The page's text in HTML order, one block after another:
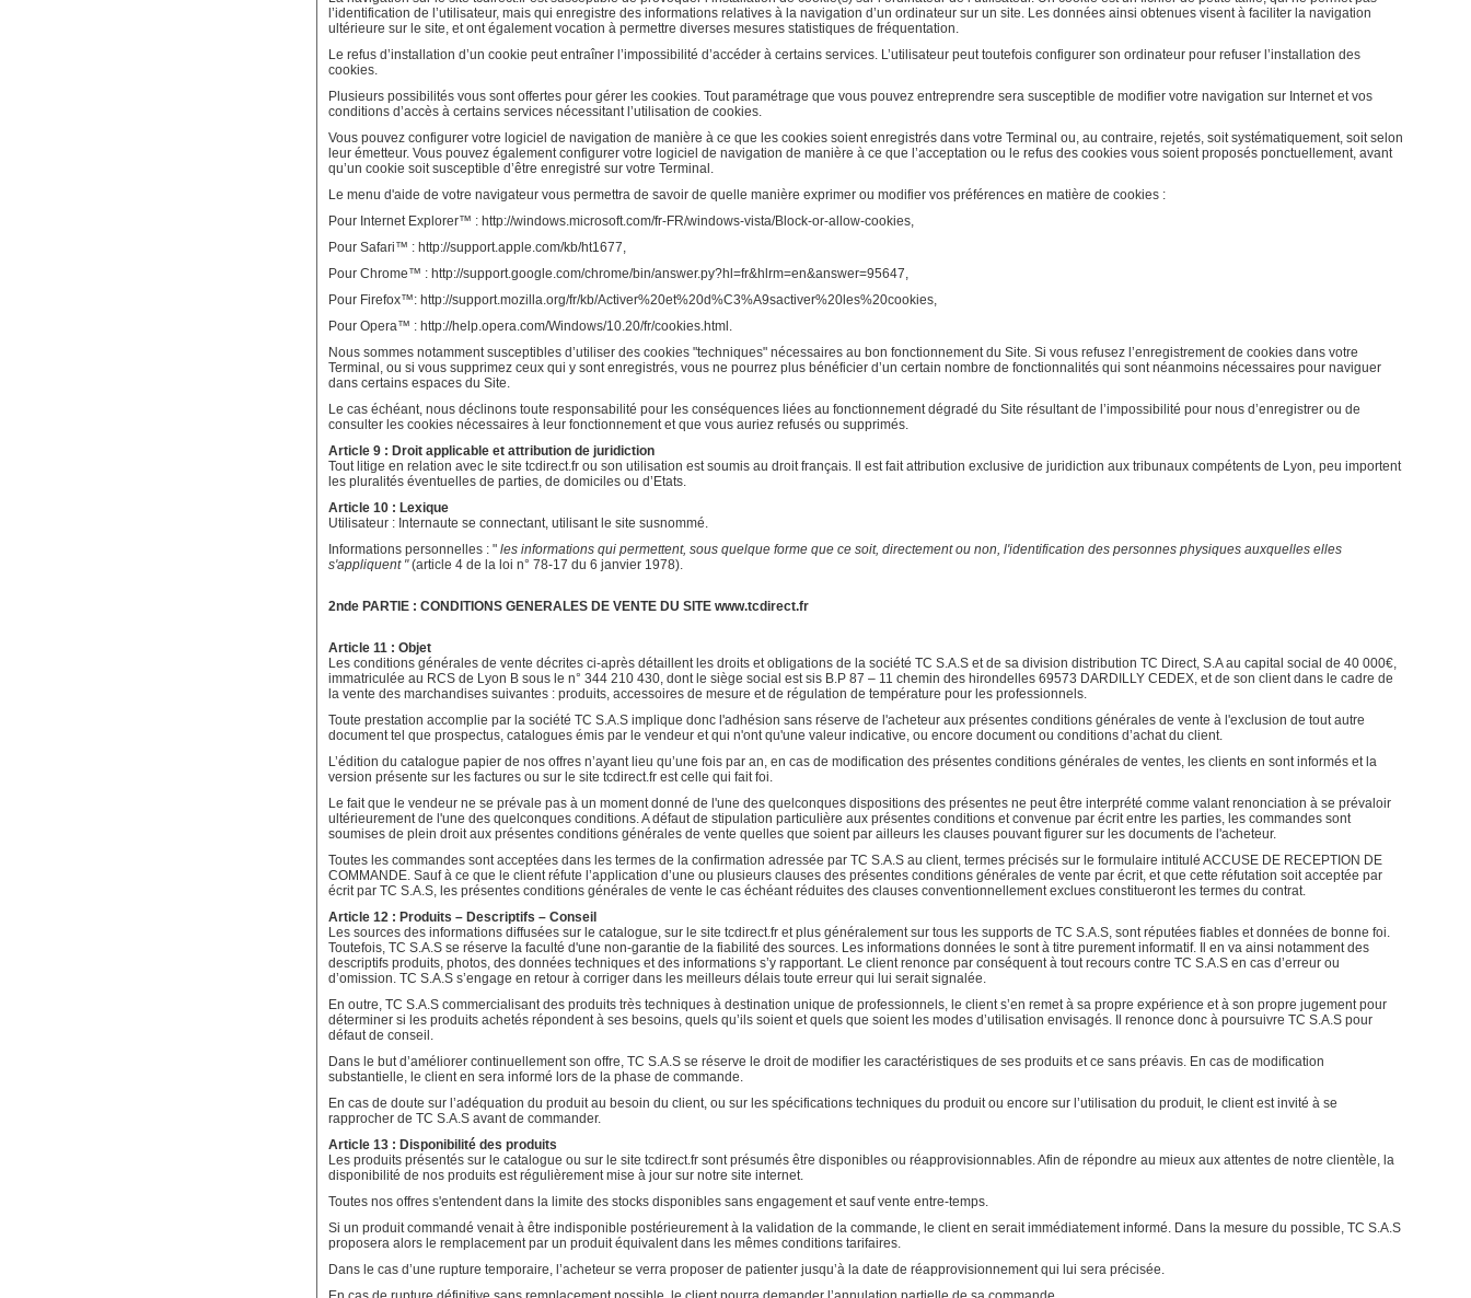
l’identification de l’utilisateur, mais qui enregistre des informations relatives à la navigation d’un ordinateur sur un site. Les données ainsi obtenues visent à faciliter la navigation
ultérieure sur le site, et ont également vocation à permettre diverses mesures statistiques de fréquentation.
Le refus d’installation d’un cookie peut entraîner l’impossibilité d’accéder à certains services. L’utilisateur peut toutefois configurer son ordinateur pour refuser l’installation des
cookies.
Plusieurs possibilités vous sont offertes pour gérer les cookies. Tout paramétrage que vous pouvez entreprendre sera susceptible de modifier votre navigation sur Internet et vos
conditions d’accès à certains services nécessitant l’utilisation de cookies.
Vous pouvez configurer votre logiciel de navigation de manière à ce que les cookies soient enregistrés dans votre Terminal ou, au contraire, rejetés, soit systématiquement, soit selon
leur émetteur. Vous pouvez également configurer votre logiciel de navigation de manière à ce que l’acceptation ou le refus des cookies vous soient proposés ponctuellement, avant
qu’un cookie soit susceptible d’être enregistré sur votre Terminal.
Le menu d'aide de votre navigateur vous permettra de savoir de quelle manière exprimer ou modifier vos préférences en matière de cookies :
Pour Internet Explorer™ : http://windows.microsoft.com/fr-FR/windows-vista/Block-or-allow-cookies,
Pour Safari™ : http://support.apple.com/kb/ht1677,
Pour Chrome™ : http://support.google.com/chrome/bin/answer.py?hl=fr&hlrm=en&answer=95647,
Pour Firefox™: http://support.mozilla.org/fr/kb/Activer%20et%20d%C3%A9sactiver%20les%20cookies,
Pour Opera™ : http://help.opera.com/Windows/10.20/fr/cookies.html.
Nous sommes notamment susceptibles d’utiliser des cookies "techniques" nécessaires au bon fonctionnement du Site. Si vous refusez l’enregistrement de cookies dans votre
Terminal, ou si vous supprimez ceux qui y sont enregistrés, vous ne pourrez plus bénéficier d’un certain nombre de fonctionnalités qui sont néanmoins nécessaires pour naviguer
dans certains espaces du Site.
Le cas échéant, nous déclinons toute responsabilité pour les conséquences liées au fonctionnement dégradé du Site résultant de l’impossibilité pour nous d’enregistrer ou de
consulter les cookies nécessaires à leur fonctionnement et que vous auriez refusés ou supprimés.
Article 9 : Droit applicable et attribution de juridiction
Tout litige en relation avec le site tcdirect.fr ou son utilisation est soumis au droit français. Il est fait attribution exclusive de juridiction aux tribunaux compétents de Lyon, peu importent
les pluralités éventuelles de parties, de domiciles ou d’Etats.
Article 10 : Lexique
Utilisateur : Internaute se connectant, utilisant le site susnommé.
Informations personnelles : "les informations qui permettent, sous quelque forme que ce soit, directement ou non, l'identification des personnes physiques auxquelles elles
s'appliquent "(article 4 de la loi n° 78-17 du 6 janvier 1978).
2nde PARTIE : CONDITIONS GENERALES DE VENTE DU SITE www.tcdirect.fr
Article 11 : Objet
Les conditions générales de vente décrites ci-après détaillent les droits et obligations de la société TC S.A.S et de sa division distribution TC Direct, S.A au capital social de 40 000€,
immatriculée au RCS de Lyon B sous le n° 344 210 430, dont le siège social est sis B.P 87 – 11 chemin des hirondelles 69573 DARDILLY CEDEX, et de son client dans le cadre de
la vente des marchandises suivantes : produits, accessoires de mesure et de régulation de température pour les professionnels.
Toute prestation accomplie par la société TC S.A.S implique donc l'adhésion sans réserve de l'acheteur aux présentes conditions générales de vente à l'exclusion de tout autre
document tel que prospectus, catalogues émis par le vendeur et qui n'ont qu'une valeur indicative, ou encore document ou conditions d’achat du client.
L’édition du catalogue papier de nos offres n’ayant lieu qu’une fois par an, en cas de modification des présentes conditions générales de ventes, les clients en sont informés et la
version présente sur les factures ou sur le site tcdirect.fr est celle qui fait foi.
Le fait que le vendeur ne se prévale pas à un moment donné de l'une des quelconques dispositions des présentes ne peut être interprété comme valant renonciation à se prévaloir
ultérieurement de l'une des quelconques conditions. A défaut de stipulation particulière aux présentes conditions et convenue par écrit entre les parties, les commandes sont
soumises de plein droit aux présentes conditions générales de vente quelles que soient par ailleurs les clauses pouvant figurer sur les documents de l'acheteur.
Toutes les commandes sont acceptées dans les termes de la confirmation adressée par TC S.A.S au client, termes précisés sur le formulaire intitulé ACCUSE DE RECEPTION DE
COMMANDE. Sauf à ce que le client réfute l’application d’une ou plusieurs clauses des présentes conditions générales de vente par écrit, et que cette réfutation soit acceptée par
écrit par TC S.A.S, les présentes conditions générales de vente le cas échéant réduites des clauses conventionnellement exclues constitueront les termes du contrat.
Article 12 : Produits – Descriptifs – Conseil
Les sources des informations diffusées sur le catalogue, sur le site tcdirect.fr et plus généralement sur tous les supports de TC S.A.S, sont réputées fiables et données de bonne foi.
Toutefois, TC S.A.S se réserve la faculté d'une non-garantie de la fiabilité des sources. Les informations données le sont à titre purement informatif. Il en va ainsi notamment des
descriptifs produits, photos, des données techniques et des informations s’y rapportant. Le client renonce par conséquent à tout recours contre TC S.A.S en cas d’erreur ou
d’omission. TC S.A.S s’engage en retour à corriger dans les meilleurs délais toute erreur qui lui serait signalée.
En outre, TC S.A.S commercialisant des produits très techniques à destination unique de professionnels, le client s’en remet à sa propre expérience et à son propre jugement pour
déterminer si les produits achetés répondent à ses besoins, quels qu’ils soient et quels que soient les modes d’utilisation envisagés. Il renonce donc à poursuivre TC S.A.S pour
défaut de conseil.
Dans le but d’améliorer continuellement son offre, TC S.A.S se réserve le droit de modifier les caractéristiques de ses produits et ce sans préavis. En cas de modification
substantielle, le client en sera informé lors de la phase de commande.
En cas de doute sur l’adéquation du produit au besoin du client, ou sur les spécifications techniques du produit ou encore sur l’utilisation du produit, le client est invité à se
rapprocher de TC S.A.S avant de commander.
Article 13 : Disponibilité des produits
Les produits présentés sur le catalogue ou sur le site tcdirect.fr sont présumés être disponibles ou réapprovisionnables. Afin de répondre au mieux aux attentes de notre clientèle, la
disponibilité de nos produits est régulièrement mise à jour sur notre site internet.
Toutes nos offres s'entendent dans la limite des stocks disponibles sans engagement et sauf vente entre-temps.
Si un produit commandé venait à être indisponible postérieurement à la validation de la commande, le client en serait immédiatement informé. Dans la mesure du possible, TC S.A.S
proposera alors le remplacement par un produit équivalent dans les mêmes conditions tarifaires.
Dans le cas d’une rupture temporaire, l’acheteur se verra proposer de patienter jusqu’à la date de réapprovisionnement qui lui sera précisée.